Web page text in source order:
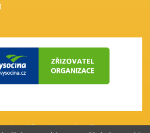
webu|Názor|Vypnout grafiku